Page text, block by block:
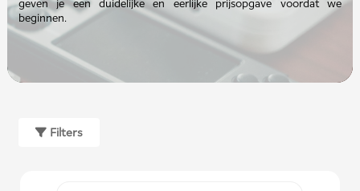
geven je een duidelijke en eerlijke prijsopgave voordat we
beginnen.
Filters